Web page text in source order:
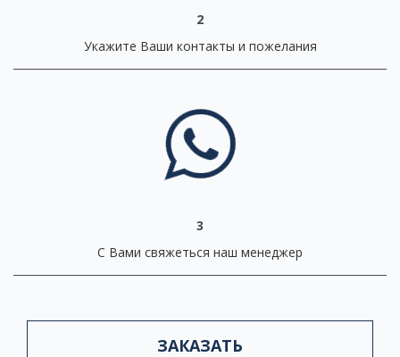
2
Укажите Ваши контакты и пожелания
3
С Вами свяжеться наш менеджер
ЗАКАЗАТЬ